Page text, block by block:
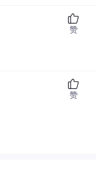
赞
赞